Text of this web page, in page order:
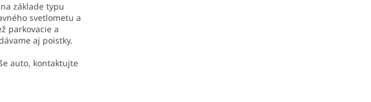
základe typu
svetlometu a
parkovacie a
aj poistky.
auto, kontaktujte